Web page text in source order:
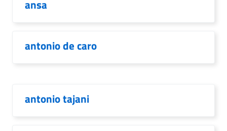
ansa
antonio de caro
antonio tajani